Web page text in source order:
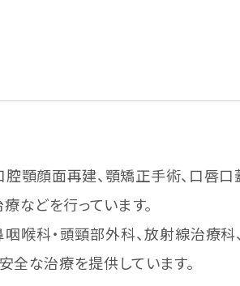
顎顔面再建、顎矯正手術、口唇
などを行っています。
喉科・頭頸部外科、放射線治療科
全な治療を提供しています。